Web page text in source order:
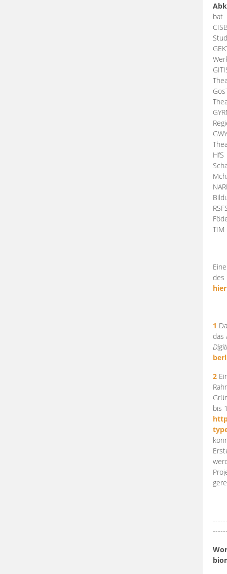
bat
HfS
des
hier
1
das
2
bis